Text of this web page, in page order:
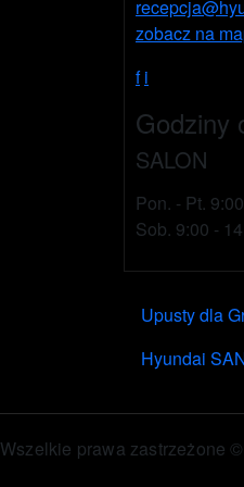
zobacz na
f i
Godziny
SALON
Pon. - Pt.
Sob. 9:00 -
MENU -
Upusty dla
Hyundai
Wszelkie prawa zastrzeżone